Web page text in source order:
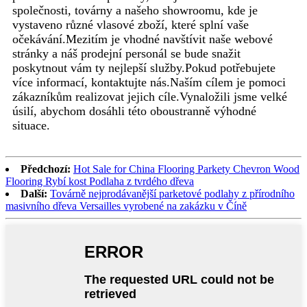
společnosti, továrny a našeho showroomu, kde je
vystaveno různé vlasové zboží, které splní vaše
očekávání.Mezitím je vhodné navštívit naše webové
stránky a náš prodejní personál se bude snažit
poskytnout vám ty nejlepší služby.Pokud potřebujete
více informací, kontaktujte nás.Naším cílem je pomoci
zákazníkům realizovat jejich cíle.Vynaložili jsme velké
úsilí, abychom dosáhli této oboustranně výhodné
situace.
Předchozí: Hot Sale for China Flooring Parkety Chevron Wood
Flooring Rybí kost Podlaha z tvrdého dřeva
Další: Továrně nejprodávanější parketové podlahy z přírodního
masivního dřeva Versailles vyrobené na zakázku v Číně